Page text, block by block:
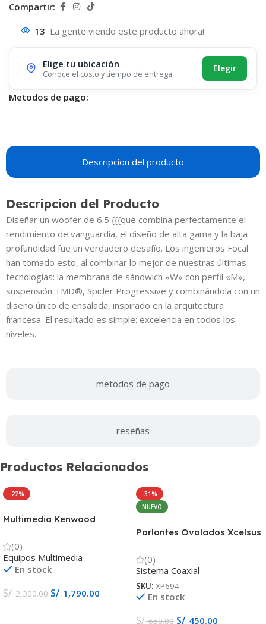
Compartir:
13 La gente viendo este producto ahora!
Elige tu ubicación
Conoce el costo y tiempo de entrega
Elegir
Metodos de pago:
Descripcion del producto
metodos de pago
reseñas
Descripcion del Producto
Diseñar un woofer de 6.5 {{{que combina perfectamente el
rendimiento de vanguardia, el diseño de alta gama y la baja
profundidad fue un verdadero desafío. Los ingenieros Focal
han tomado esto, al combinar lo mejor de nuestras últimas
tecnologías: la membrana de sándwich «W» con perfil «M»,
suspensión TMD®, Spider Progressive y combinándola con un
diseño único de ensalada, inspirado en la arquitectura
francesa. El resultado es simple: excelencia en todos los
niveles.
Productos Relacionados
-22%
Multimedia Kenwood
DVD de 7.0″ con Bluetooth
(0)
Equipos Multimedia
En stock
S/2,300.00 S/ 1,790.00
-31%
NUEVO
Parlantes Ovalados Xcelsus
(0)
Sistema Coaxial
SKU: XP694
En stock
S/650.00 S/ 450.00